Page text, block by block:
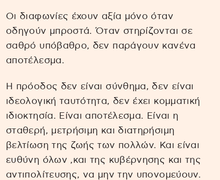
Οι διαφωνίες έχουν αξία μόνο όταν
οδηγούν μπροστά. Όταν στηρίζονται σε
σαθρό υπόβαθρο, δεν παράγουν κανένα
αποτέλεσμα.
Η πρόοδος δεν είναι σύνθημα, δεν είναι
ιδεολογική ταυτότητα, δεν έχει κομματική
ιδιοκτησία. Είναι αποτέλεσμα. Είναι η
σταθερή, μετρήσιμη και διατηρήσιμη
βελτίωση της ζωής των πολλών. Και είναι
ευθύνη όλων ,και της κυβέρνησης και της
αντιπολίτευσης, να μην την υπονομεύουν.